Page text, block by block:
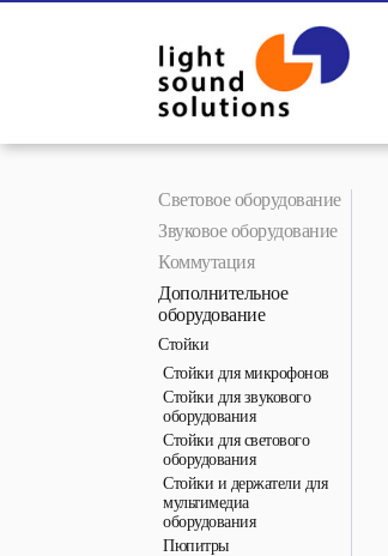
Световое оборудование
Звуковое оборудование
Коммутация
Дополнительное
оборудование
Стойки
Стойки для микрофонов
Стойки для звукового
оборудования
Стойки для светового
оборудования
Стойки и держатели для
мультимедиа
оборудования
Пюпитры